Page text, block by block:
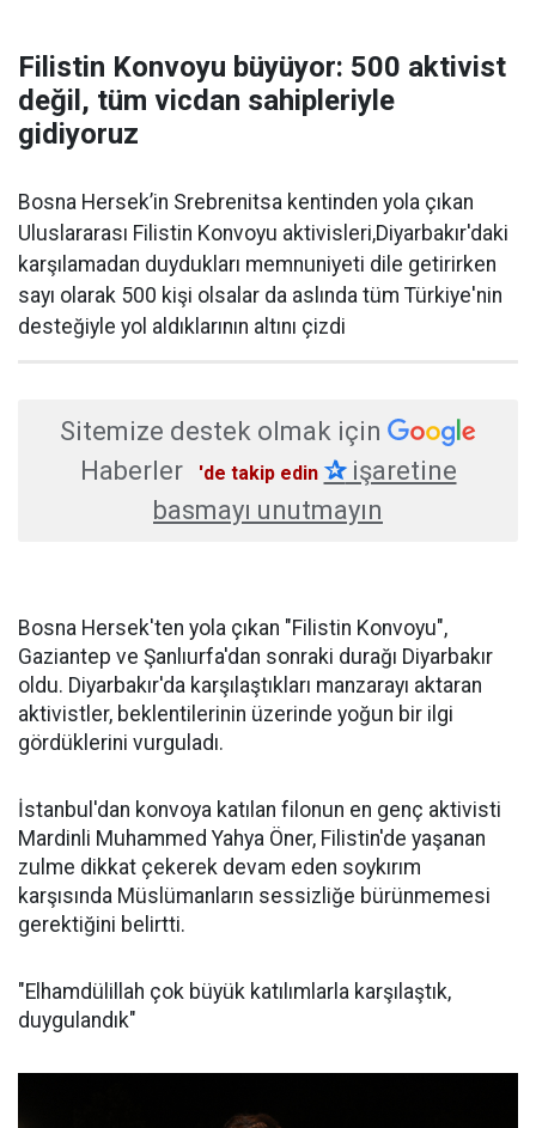
Filistin Konvoyu büyüyor: 500 aktivist
değil, tüm vicdan sahipleriyle
gidiyoruz
Bosna Hersek’in Srebrenitsa kentinden yola çıkan
Uluslararası Filistin Konvoyu aktivisleri,Diyarbakır'daki
karşılamadan duydukları memnuniyeti dile getirirken
sayı olarak 500 kişi olsalar da aslında tüm Türkiye'nin
desteğiyle yol aldıklarının altını çizdi
Sitemize destek olmak için
Haberler
'de takip edin ✰işaretine
basmayı unutmayın
Bosna Hersek'ten yola çıkan "Filistin Konvoyu",
Gaziantep ve Şanlıurfa'dan sonraki durağı Diyarbakır
oldu. Diyarbakır'da karşılaştıkları manzarayı aktaran
aktivistler, beklentilerinin üzerinde yoğun bir ilgi
gördüklerini vurguladı.
İstanbul'dan konvoya katılan filonun en genç aktivisti
Mardinli Muhammed Yahya Öner, Filistin'de yaşanan
zulme dikkat çekerek devam eden soykırım
karşısında Müslümanların sessizliğe bürünmemesi
gerektiğini belirtti.
"Elhamdülillah çok büyük katılımlarla karşılaştık,
duygulandık"